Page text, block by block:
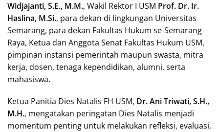
Widjajanti, S.E., M.M., Wakil Rektor I USM Prof. Dr. Ir.
Haslina, M.Si., para dekan di lingkungan Universitas
Semarang, para dekan Fakultas Hukum se-Semarang
Raya, Ketua dan Anggota Senat Fakultas Hukum USM,
pimpinan instansi pemerintah maupun swasta, mitra
kerja, dosen, tenaga kependidikan, alumni, serta
mahasiswa.
Ketua Panitia Dies Natalis FH USM, Dr. Ani Triwati, S.H.,
M.H., mengatakan peringatan Dies Natalis menjadi
momentum penting untuk melakukan refleksi, evaluasi,